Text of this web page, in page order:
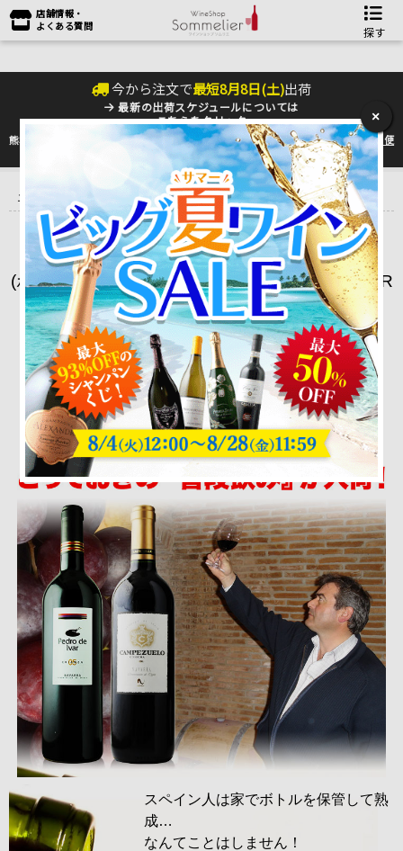
店舗情報・
よくある質問
探す
今から注文で最短8月8日(土)出荷
最新の出荷スケジュールについては
こちらをクリック
熊本地震の影響により九州への配送に遅れが生じております。最新情報は佐川急便
のHP
をご確認下さい。
産地で探す ＞ スペイン ＞ナバーラ Navarra ＞
ボデガス・
エスクデロ （ナバーラ）
ボデガス・エスクデロ（BODEGAS ESCUDER
O）
(ボデガス・ヴァルサクロ（BODEGAS VALSACR
O) )
スペイン人は家でボトルを保管して熟
成…
なんてことはしません！
×